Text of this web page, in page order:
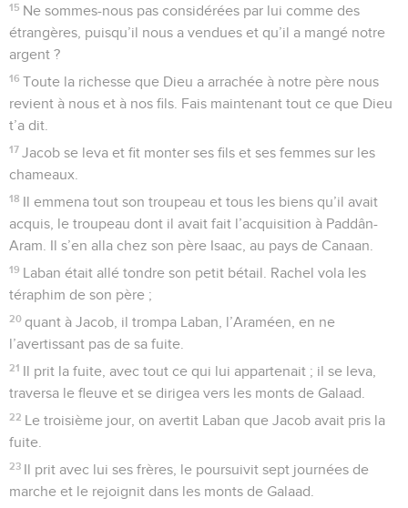
15 Ne sommes-nous pas considérées par lui comme des
étrangères, puisqu’il nous a vendues et qu’il a mangé notre
argent ?
16 Toute la richesse que Dieu a arrachée à notre père nous
revient à nous et à nos fils. Fais maintenant tout ce que Dieu
t’a dit.
17 Jacob se leva et fit monter ses fils et ses femmes sur les
chameaux.
18 Il emmena tout son troupeau et tous les biens qu’il avait
acquis, le troupeau dont il avait fait l’acquisition à Paddân-
Aram. Il s’en alla chez son père Isaac, au pays de Canaan.
19 Laban était allé tondre son petit bétail. Rachel vola les
téraphim de son père ;
20 quant à Jacob, il trompa Laban, l’Araméen, en ne
l’avertissant pas de sa fuite.
21 Il prit la fuite, avec tout ce qui lui appartenait ; il se leva,
traversa le fleuve et se dirigea vers les monts de Galaad.
22 Le troisième jour, on avertit Laban que Jacob avait pris la
fuite.
23 Il prit avec lui ses frères, le poursuivit sept journées de
marche et le rejoignit dans les monts de Galaad.